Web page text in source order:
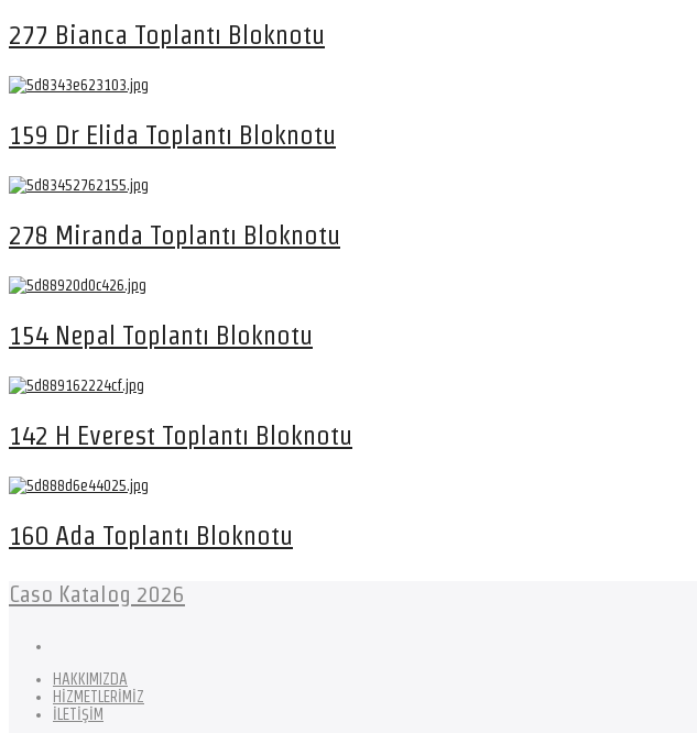
277 Bianca Toplantı Bloknotu
159 Dr Elida Toplantı Bloknotu
278 Miranda Toplantı Bloknotu
154 Nepal Toplantı Bloknotu
142 H Everest Toplantı Bloknotu
160 Ada Toplantı Bloknotu
Caso Katalog 2026
HAKKIMIZDA
HİZMETLERİMİZ
İLETİŞİM